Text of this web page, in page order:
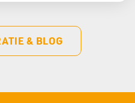
& BLOG